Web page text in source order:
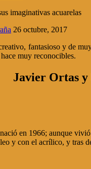
26 octubre, 2017
fantasioso y de
muy reconocibles.
Javier Ortas y
en 1966; aunque
y con el acrílico, y tras